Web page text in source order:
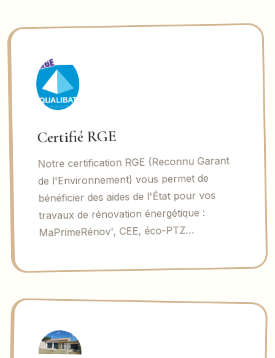
Certifié RGE
Notre certification RGE (Reconnu Garant
de l'Environnement) vous permet de
bénéficier des aides de l'État pour vos
travaux de rénovation énergétique :
MaPrimeRénov', CEE, éco-PTZ…